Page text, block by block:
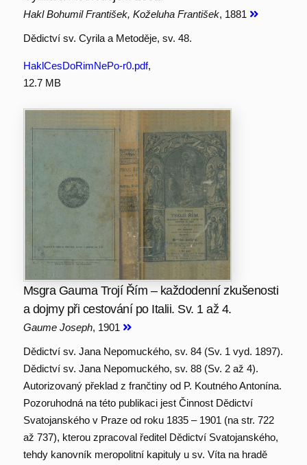
Hakl Bohumil František, Koželuha František, 1881
Dědictví sv. Cyrila a Metoděje, sv. 48.
HaklCesDoRimNePo-r0.pdf,
12.7 MB
Msgra Gauma Trojí Řím – každodenní zkušenosti
a dojmy při cestování po Italii. Sv. 1 až 4.
Gaume Joseph, 1901
Dědictví sv. Jana Nepomuckého, sv. 84 (Sv. 1 vyd. 1897).
Dědictví sv. Jana Nepomuckého, sv. 88 (Sv. 2 až 4).
Autorizovaný překlad z frančtiny od P. Koutného Antonína.
Pozoruhodná na této publikaci jest Činnost Dědictví
Svatojanského v Praze od roku 1835 – 1901 (na str. 722
až 737), kterou zpracoval ředitel Dědictví Svatojanského,
tehdy kanovník meropolitní kapituly u sv. Víta na hradě